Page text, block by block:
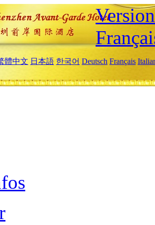
體中文 日本語 한국어 Deutsch Français